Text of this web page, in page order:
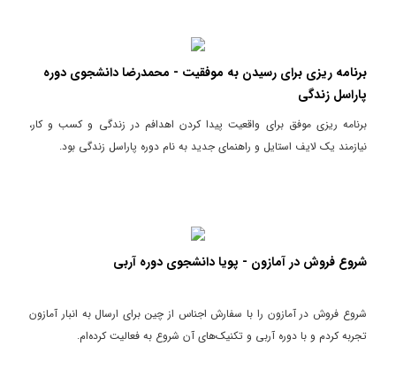
برنامه ریزی برای رسیدن به موفقیت - محمدرضا دانشجوی دوره
پاراسل زندگی
برنامه ریزی موفق برای واقعیت پیدا کردن اهدافم در زندگی و کسب و کار،
نیازمند یک لایف استایل و راهنمای جدید به نام دوره پاراسل زندگی بود.
شروع فروش در آمازون - پویا دانشجوی دوره آربی
شروع فروش در آمازون را با سفارش اجناس از چین برای ارسال به انبار آمازون
تجربه کردم و با دوره آربی و تکنیک‌های آن شروع به فعالیت کرده‌ام.